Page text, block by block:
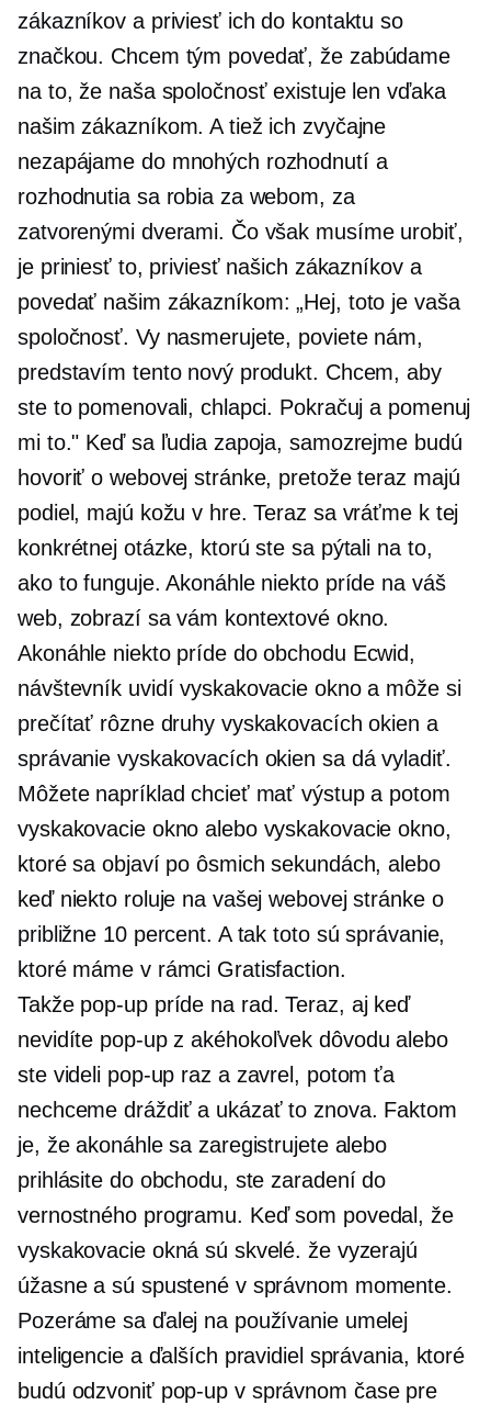
zákazníkov a priviesť ich do kontaktu so
značkou. Chcem tým povedať, že zabúdame
na to, že naša spoločnosť existuje len vďaka
našim zákazníkom. A tiež ich zvyčajne
nezapájame do mnohých rozhodnutí a
rozhodnutia sa robia za webom, za
zatvorenými dverami. Čo však musíme urobiť,
je priniesť to, priviesť našich zákazníkov a
povedať našim zákazníkom: „Hej, toto je vaša
spoločnosť. Vy nasmerujete, poviete nám,
predstavím tento nový produkt. Chcem, aby
ste to pomenovali, chlapci. Pokračuj a pomenuj
mi to." Keď sa ľudia zapoja, samozrejme budú
hovoriť o webovej stránke, pretože teraz majú
podiel, majú kožu v hre. Teraz sa vráťme k tej
konkrétnej otázke, ktorú ste sa pýtali na to,
ako to funguje. Akonáhle niekto príde na váš
web, zobrazí sa vám kontextové okno.
Akonáhle niekto príde do obchodu Ecwid,
návštevník uvidí vyskakovacie okno a môže si
prečítať rôzne druhy vyskakovacích okien a
správanie vyskakovacích okien sa dá vyladiť.
Môžete napríklad chcieť mať výstup a potom
vyskakovacie okno alebo vyskakovacie okno,
ktoré sa objaví po ôsmich sekundách, alebo
keď niekto roluje na vašej webovej stránke o
približne 10 percent. A tak toto sú správanie,
ktoré máme v rámci Gratisfaction.
Takže pop-uppríde na rad. Teraz, aj keď
nevidíte pop-upz akéhokoľvek dôvodu alebo
ste videli pop-up raz a zavrel, potom ťa
nechceme dráždiť a ukázať to znova. Faktom
je, že akonáhle sa zaregistrujete alebo
prihlásite do obchodu, ste zaradení do
vernostného programu. Keď som povedal, že
vyskakovacie okná sú skvelé. že vyzerajú
úžasne a sú spustené v správnom momente.
Pozeráme sa ďalej na používanie umelej
inteligencie a ďalších pravidiel správania, ktoré
budú odzvoniť pop-up v správnom čase pre